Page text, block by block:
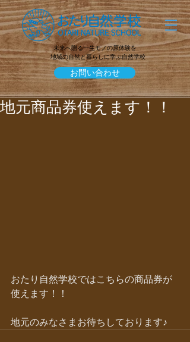
未来へ贈る一生モノの原体験を
地域の自然と暮らしに学ぶ自然学校
お問い合わせ
地元商品券使えます！！
おたり自然学校ではこちらの商品券が
使えます！！
地元のみなさまお待ちしております♪